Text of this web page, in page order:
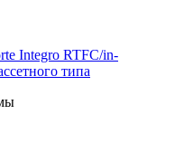
Integro RTFC/in-
типа